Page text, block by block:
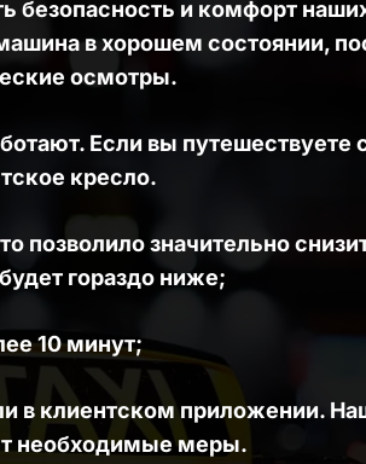
безопасность и комфорт
в хорошем состоянии,
осмотры.
Если вы путешествуете
кресло.
значительно
гораздо ниже;
10 минут;
в клиентском приложении.
необходимые меры.